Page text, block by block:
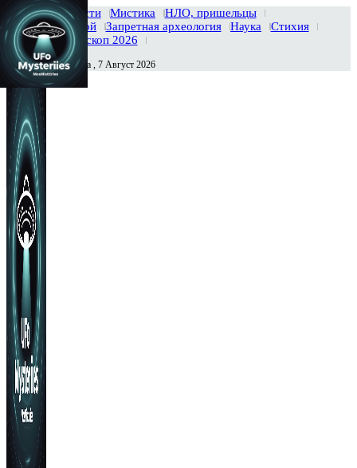
Главная Новости Мистика
НЛО, пришельцы
Тайны вселенной
Запретная археология Наука
Стихия
История
Гороскоп 2026
Сегодня Пятница , 7 Август 2026